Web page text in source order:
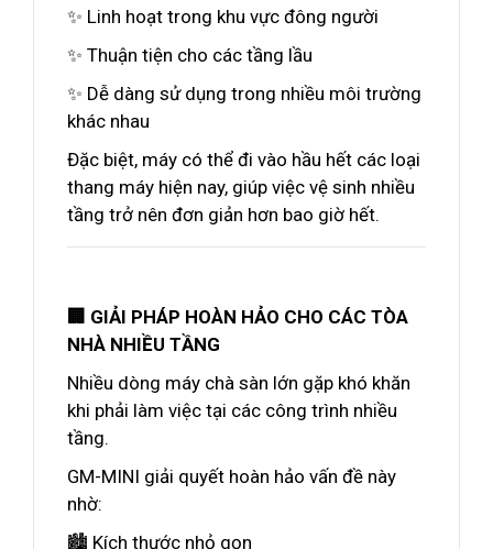
✨ Linh hoạt trong khu vực đông người
✨ Thuận tiện cho các tầng lầu
✨ Dễ dàng sử dụng trong nhiều môi trường
khác nhau
Đặc biệt, máy có thể đi vào hầu hết các loại
thang máy hiện nay, giúp việc vệ sinh nhiều
tầng trở nên đơn giản hơn bao giờ hết.
🏢 GIẢI PHÁP HOÀN HẢO CHO CÁC TÒA
NHÀ NHIỀU TẦNG
Nhiều dòng máy chà sàn lớn gặp khó khăn
khi phải làm việc tại các công trình nhiều
tầng.
GM-MINI giải quyết hoàn hảo vấn đề này
nhờ:
🏙️ Kích thước nhỏ gọn